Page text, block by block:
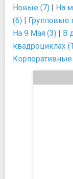
Новые (7) | На
(6) | Групповые
На 9 Мая (3) | В
квадроциклах